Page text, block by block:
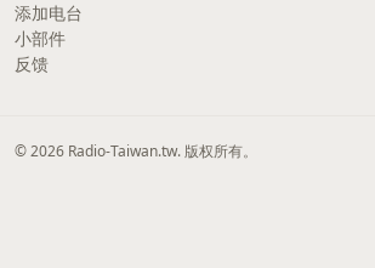
添加电台
小部件
反馈
© 2026 Radio-Taiwan.tw. 版权所有。